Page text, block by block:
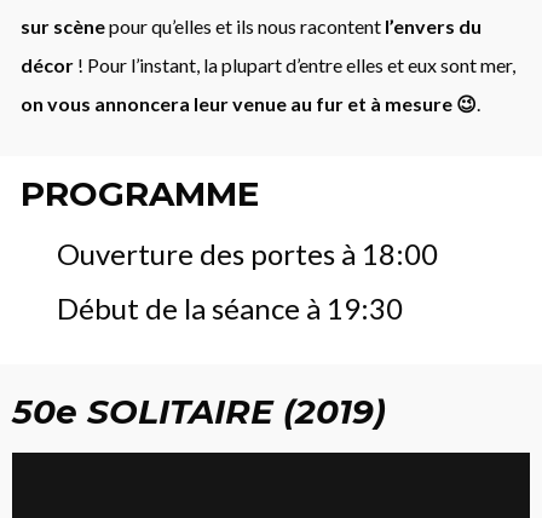
sur scènepour qu’elles et ils nous racontent l’envers du
décor ! Pour l’instant, la plupart d’entre elles et eux sont mer,
on vous annoncera leur venue au fur et à mesure 😉
PROGRAMME
Ouverture des portes à 18:00
Début de la séance à 19:30
50e SOLITAIRE (2019)